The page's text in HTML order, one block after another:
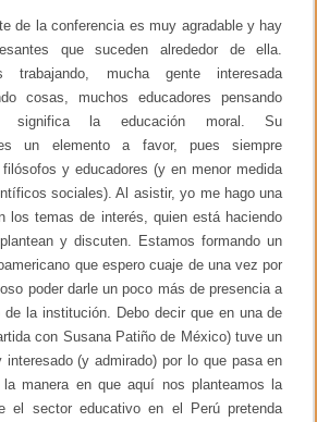
de la conferencia es muy agradable y hay
que suceden alrededor de ella.
trabajando, mucha gente interesada
cosas, muchos educadores pensando
significa la educación moral. Su
es un elemento a favor, pues siempre
y educadores (y en menor medida
sociales). Al asistir, yo me hago una
los temas de interés, quien está haciendo
y discuten. Estamos formando un
que espero cuaje de una vez por
poder darle un poco más de presencia a
de la institución. Debo decir que en una de
con Susana Patiño de México) tuve un
(y admirado) por lo que pasa en
manera en que aquí nos planteamos la
el sector educativo en el Perú pretenda